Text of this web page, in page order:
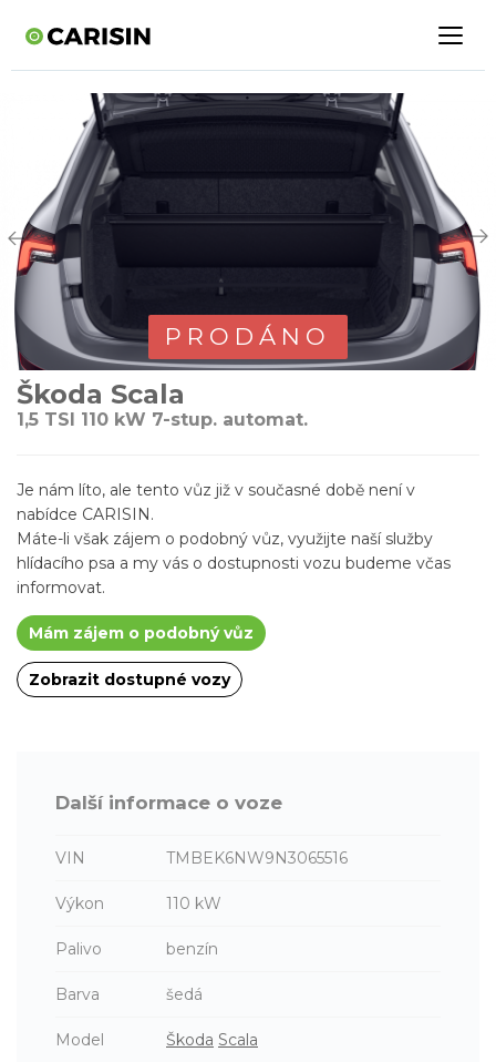
PRODÁNO
Škoda Scala
1,5 TSI 110 kW 7-stup. automat.
Je nám líto, ale tento vůz již v současné době není v
nabídce CARISIN.
Máte-li však zájem o podobný vůz, využijte naší služby
hlídacího psa a my vás o dostupnosti vozu budeme včas
informovat.
Mám zájem o podobný vůz
Zobrazit dostupné vozy
Další informace o voze
VIN TMBEK6NW9N3065516
Výkon 110 kW
Palivo benzín
Barva šedá
Model Škoda Scala